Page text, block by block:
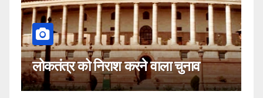
कहीं यह सीजेआई के खिलाफ साजिश तो
नहीं!